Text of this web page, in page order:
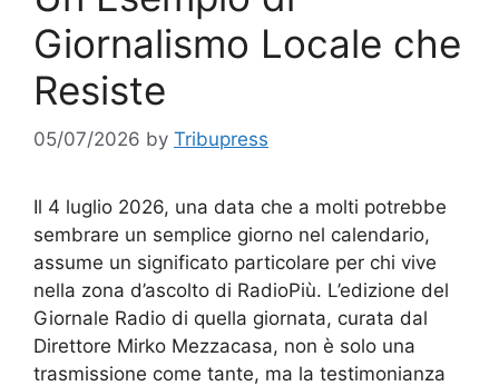
Giornalismo Locale che
Resiste
05/07/2026 by Tribupress
Il 4 luglio 2026, una data che a molti potrebbe
sembrare un semplice giorno nel calendario,
assume un significato particolare per chi vive
nella zona d’ascolto di RadioPiù. L’edizione del
Giornale Radio di quella giornata, curata dal
Direttore Mirko Mezzacasa, non è solo una
trasmissione come tante, ma la testimonianza